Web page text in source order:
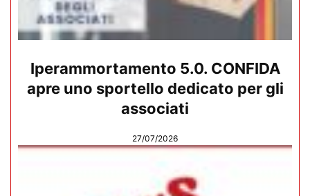
Iperammortamento 5.0. CONFIDA
apre uno sportello dedicato per gli
associati
27/07/2026